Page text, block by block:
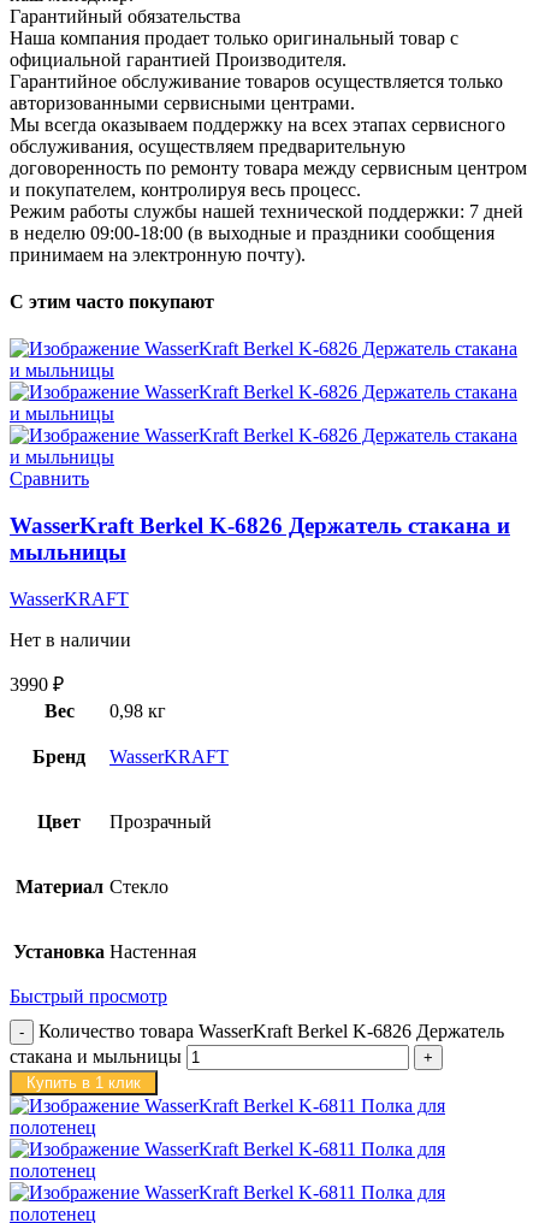
Гарантийный обязательства
Наша компания продает только оригинальный товар с
официальной гарантией Производителя.
Гарантийное обслуживание товаров осуществляется только
авторизованными сервисными центрами.
Мы всегда оказываем поддержку на всех этапах сервисного
обслуживания, осуществляем предварительную
договоренность по ремонту товара между сервисным центром
и покупателем, контролируя весь процесс.
Режим работы службы нашей технической поддержки: 7 дней
в неделю 09:00-18:00 (в выходные и праздники сообщения
принимаем на электронную почту).
С этим часто покупают
Сравнить
WasserKraft Berkel K-6826 Держатель стакана и
мыльницы
WasserKRAFT
Нет в наличии
3990 ₽
Вес
0,98 кг
Бренд WasserKRAFT
Цвет Прозрачный
Материал Стекло
Установка Настенная
Быстрый просмотр
Количество товара WasserKraft Berkel K-6826 Держатель
стакана и мыльницы
Купить в 1 клик